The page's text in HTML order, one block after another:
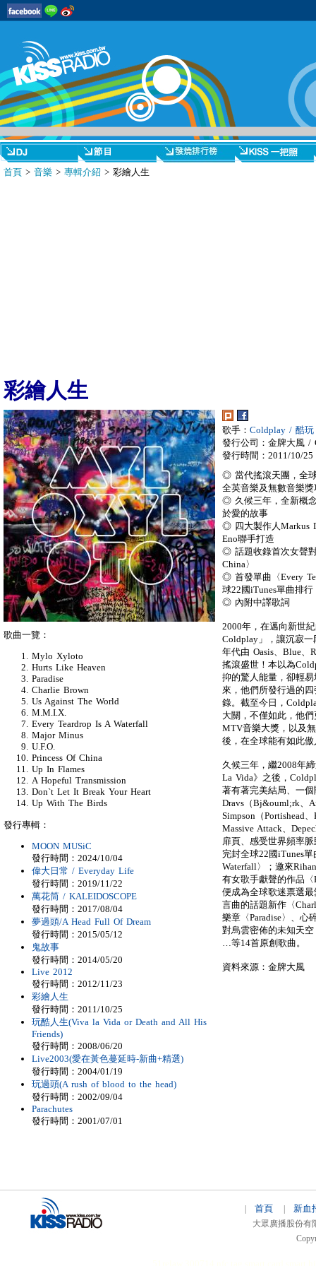
首頁 > 音樂 > 專輯介紹 > 彩繪人生
彩繪人生
歌手： Coldplay / 酷玩
發行公司：金牌大風 /
發行時間：2011/10/25
◎ 當代搖滾天團，全
全英音樂及無數音樂獎
◎ 久候三年，全新概
於愛的故事
◎ 四大製作人Markus
Eno聯手打造
◎ 話題收錄首次女聲對
China〉
◎ 首發單曲〈Every
球22國iTunes單曲排行
◎ 內附中譯歌詞
2000年，在邁向新世
Coldplay」，讓沉寂
年代由 Oasis、Blue、
搖滾盛世！本以為
抑的驚人能量，卻輕
來，他們所發行過的
錄。截至今日，
大關，不僅如此，他
MTV音樂大獎，以及
後，在全球能有如此
久候三年，繼2008年
La Vida》之後，
著有著完美結局、一
Dravs（Bj&ouml;rk、
Simpson（Portishead
Massive Attack、
扉頁、感受世界頻率
完封全球22國iTunes
Waterfall〉；邀來
有女歌手獻聲的作品
便成為全球歌迷票選
言曲的話題新作〈
樂章〈Paradise〉、心
對烏雲密佈的未知天
…等14首原創歌曲。
資料來源：金牌大風
歌曲一覽：
Mylo Xyloto
Hurts Like Heaven
Paradise
Charlie Brown
Us Against The World
M.M.I.X.
Every Teardrop Is A Waterfall
Major Minus
U.F.O.
Princess Of China
Up In Flames
A Hopeful Transmission
Don`t Let It Break Your Heart
Up With The Birds
發行專輯：
MOON MUSiC
發行時間：2024/10/04
偉大日常 / Everyday Life
發行時間：2019/11/22
萬花筒 / KALEIDOSCOPE
發行時間：2017/08/04
夢過頭/A Head Full Of Dream
發行時間：2015/05/12
鬼故事
發行時間：2014/05/20
Live 2012
發行時間：2012/11/23
彩繪人生
發行時間：2011/10/25
玩酷人生(Viva la Vida or Death and All His
Friends)
發行時間：2008/06/20
Live2003(愛在黃色蔓延時-新曲+精選)
發行時間：2004/01/19
玩過頭(A rush of blood to the head)
發行時間：2002/09/04
Parachutes
發行時間：2001/07/01
首頁 新血
大眾廣播股份有